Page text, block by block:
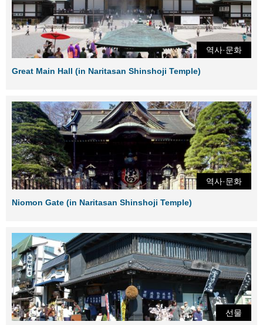
역사·문화
Great Main Hall (in Naritasan Shinshoji Temple)
역사·문화
Niomon Gate (in Naritasan Shinshoji Temple)
선물